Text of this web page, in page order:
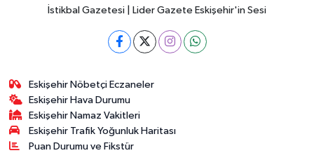
İstikbal Gazetesi | Lider Gazete Eskişehir'in Sesi
Eskişehir Nöbetçi Eczaneler
Eskişehir Hava Durumu
Eskişehir Namaz Vakitleri
Eskişehir Trafik Yoğunluk Haritası
Puan Durumu ve Fikstür